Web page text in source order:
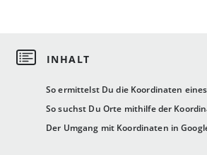
So ermittelst Du die Koordinaten
So suchst Du Orte mithilfe der
Der Umgang mit Koordinaten in